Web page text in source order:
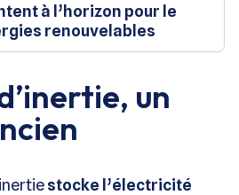
à l’horizon pour le
renouvelables
un
stocke l’électricité